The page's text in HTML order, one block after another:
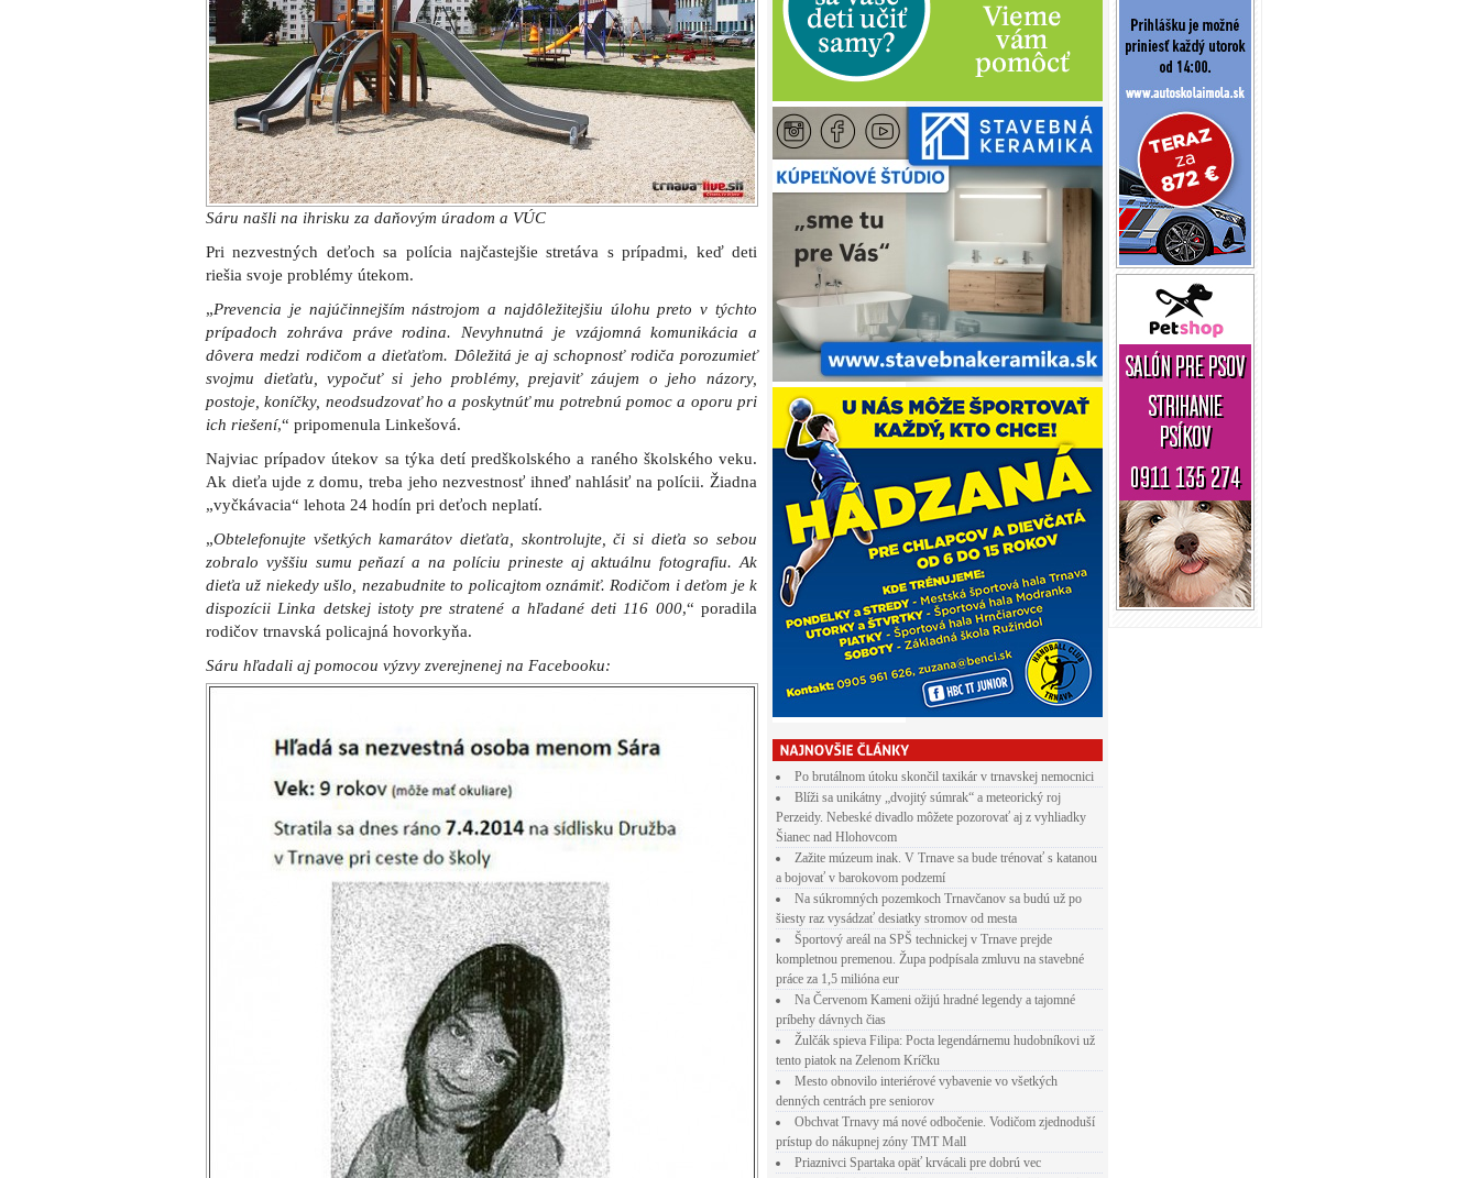
Sáru našli na ihrisku za daňovým úradom a VÚC
Pri nezvestných deťoch sa polícia najčastejšie stretáva s prípadmi, keď deti
riešia svoje problémy útekom.
„Prevencia je najúčinnejším nástrojom a najdôležitejšiu úlohu preto v týchto
prípadoch zohráva práve rodina. Nevyhnutná je vzájomná komunikácia a
dôvera medzi rodičom a dieťaťom. Dôležitá je aj schopnosť rodiča porozumieť
svojmu dieťaťu, vypočuť si jeho problémy, prejaviť záujem o jeho názory,
postoje, koníčky, neodsudzovať ho a poskytnúť mu potrebnú pomoc a oporu pri
ich riešení,“ pripomenula Linkešová.
Najviac prípadov útekov sa týka detí predškolského a raného školského veku.
Ak dieťa ujde z domu, treba jeho nezvestnosť ihneď nahlásiť na polícii. Žiadna
„vyčkávacia“ lehota 24 hodín pri deťoch neplatí.
„Obtelefonujte všetkých kamarátov dieťaťa, skontrolujte, či si dieťa so sebou
zobralo vyššiu sumu peňazí a na políciu prineste aj aktuálnu fotografiu. Ak
dieťa už niekedy ušlo, nezabudnite to policajtom oznámiť. Rodičom i deťom je k
dispozícii Linka detskej istoty pre stratené a hľadané deti 116 000,“ poradila
rodičov trnavská policajná hovorkyňa.
Sáru hľadali aj pomocou výzvy zverejnenej na Facebooku:
Po brutálnom útoku skončil taxikár v trnavskej nemocnici
Blíži sa unikátny „dvojitý súmrak“ a meteorický roj
Perzeidy. Nebeské divadlo môžete pozorovať aj z vyhliadky
Šianec nad Hlohovcom
Zažite múzeum inak. V Trnave sa bude trénovať s katanou
a bojovať v barokovom podzemí
Na súkromných pozemkoch Trnavčanov sa budú už po
šiesty raz vysádzať desiatky stromov od mesta
Športový areál na SPŠ technickej v Trnave prejde
kompletnou premenou. Župa podpísala zmluvu na stavebné
práce za 1,5 milióna eur
Na Červenom Kameni ožijú hradné legendy a tajomné
príbehy dávnych čias
Žulčák spieva Filipa: Pocta legendárnemu hudobníkovi už
tento piatok na Zelenom Kríčku
Mesto obnovilo interiérové vybavenie vo všetkých
denných centrách pre seniorov
Obchvat Trnavy má nové odbočenie. Vodičom zjednoduší
prístup do nákupnej zóny TMT Mall
Priaznivci Spartaka opäť krvácali pre dobrú vec